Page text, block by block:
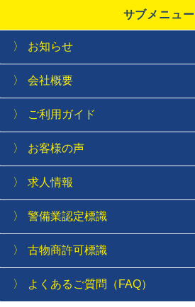
サブメニュー
お知らせ
会社概要
ご利用ガイド
お客様の声
求人情報
警備業認定標識
古物商許可標識
よくあるご質問（FAQ）